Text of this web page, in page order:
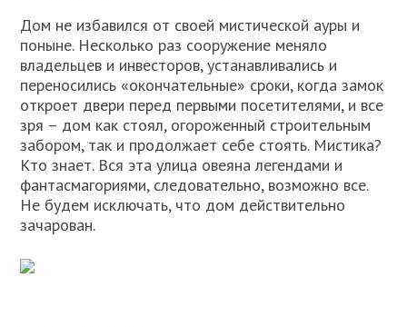
Дом не избавился от своей мистической ауры и
поныне. Несколько раз сооружение меняло
владельцев и инвесторов, устанавливались и
переносились «окончательные» сроки, когда замок
откроет двери перед первыми посетителями, и все
зря – дом как стоял, огороженный строительным
забором, так и продолжает себе стоять. Мистика?
Кто знает. Вся эта улица овеяна легендами и
фантасмагориями, следовательно, возможно все.
Не будем исключать, что дом действительно
зачарован.